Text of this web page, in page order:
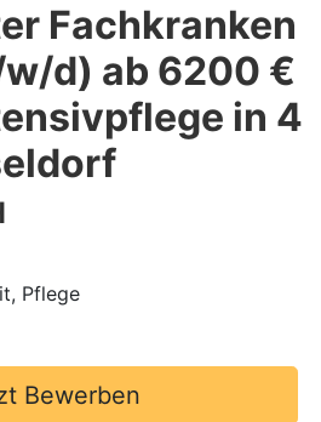
Fachkranken
d) ab 6200 €
in 4
Pflege
Bewerben